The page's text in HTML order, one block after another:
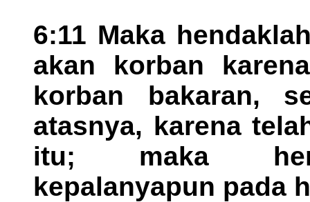
6:11 Maka
akan korban
korban bakaran,
atasnya, karena
itu; maka
kepalanyapun pada